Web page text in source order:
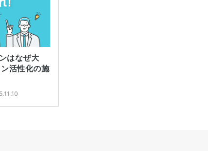
はなぜ大
活性化の施